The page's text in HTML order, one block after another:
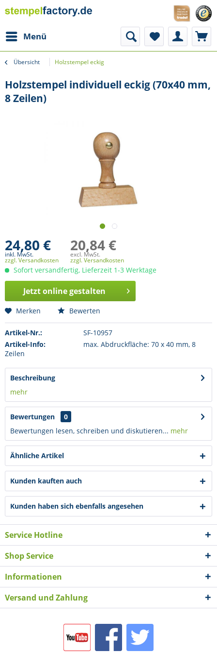
Menü
Übersicht Holzstempel eckig
Holzstempel individuell eckig (70x40 mm,
8 Zeilen)
24,80 €
inkl. MwSt.
zzgl. Versandkosten
20,84 €
excl. MwSt.
zzgl. Versandkosten
Sofort versandfertig, Lieferzeit 1-3 Werktage
Jetzt online gestalten
Merken Bewerten
Artikel-Nr.:
SF-10957
Artikel-Info:
max. Abdruckfläche: 70 x 40 mm, 8
Zeilen
Beschreibung
mehr
Bewertungen
0
Bewertungen lesen, schreiben und diskutieren... mehr
Ähnliche Artikel
Kunden kauften auch
Kunden haben sich ebenfalls angesehen
Service Hotline
Shop Service
Informationen
Versand und Zahlung